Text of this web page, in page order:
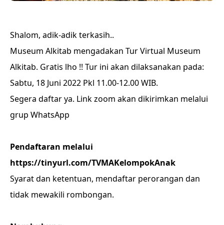
Shalom, adik-adik terkasih..
Museum Alkitab mengadakan Tur Virtual Museum
Alkitab. Gratis lho !! Tur ini akan dilaksanakan pada:
Sabtu, 18 Juni 2022 Pkl 11.00-12.00 WIB.
Segera daftar ya. Link zoom akan dikirimkan melalui
grup WhatsApp
Pendaftaran melalui
https://tinyurl.com/TVMAKelompokAnak
Syarat dan ketentuan, mendaftar perorangan dan
tidak mewakili rombongan.